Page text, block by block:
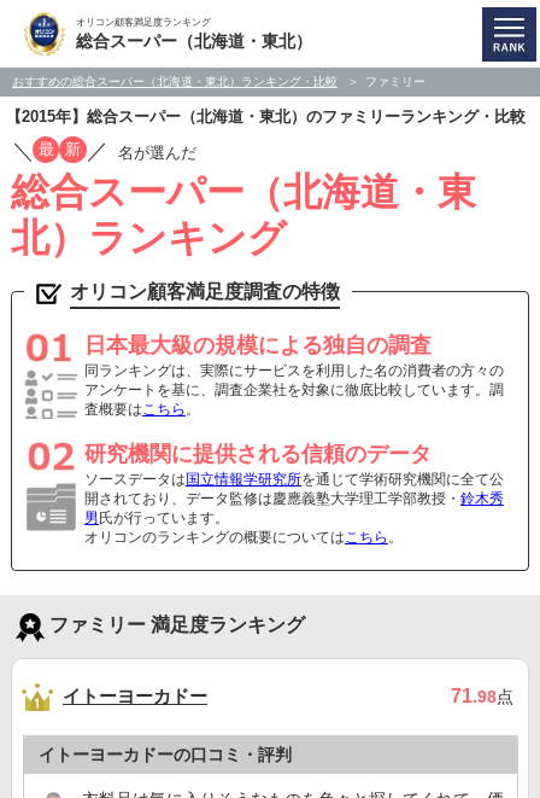
オリコン顧客満足度ランキング
総合スーパー（北海道・東北）
おすすめの総合スーパー（北海道・東北）ランキング・比較 ファミリー
【2015年】総合スーパー（北海道・東北）のファミリーランキング・比較
／ 最 新 ／ 名が選んだ
総合スーパー（北海道・東
北）ランキング
オリコン顧客満足度調査の特徴
日本最大級の規模による独自の調査
同ランキングは、実際にサービスを利用した名の消費者の方々の
アンケートを基に、調査企業社を対象に徹底比較しています。調
査概要はこちら 。
研究機関に提供される信頼のデータ
ソースデータは 国立情報学研究所を通じて学術研究機関に全て公
開されており、データ監修は慶應義塾大学理工学部教授・ 鈴木秀
男 氏が行っています。
オリコンのランキングの概要についてはこちら 。
ファミリー 満足度ランキング
イトーヨーカドー 71.98点
イトーヨーカドーの口コミ・評判